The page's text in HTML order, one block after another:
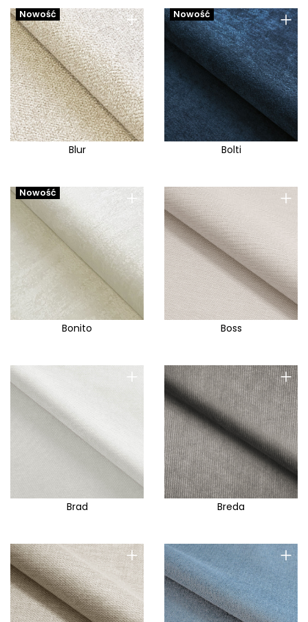
+
Nowość
Blur
+
Nowość
Bolti
+
Nowość
Bonito
+
Boss
+
Brad
+
Breda
+ +